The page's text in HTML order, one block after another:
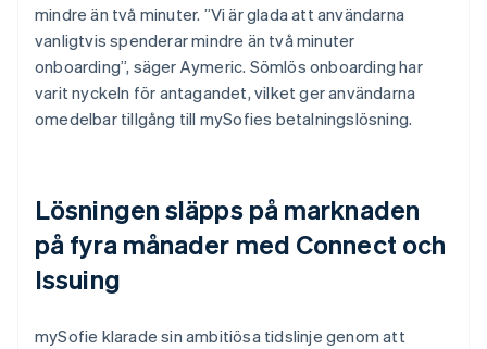
mindre än två minuter. ”Vi är glada att användarna
vanligtvis spenderar mindre än två minuter
onboarding”, säger Aymeric. Sömlös onboarding har
varit nyckeln för antagandet, vilket ger användarna
omedelbar tillgång till mySofies betalningslösning.
Lösningen släpps på marknaden
på fyra månader med Connect och
Issuing
mySofie klarade sin ambitiösa tidslinje genom att